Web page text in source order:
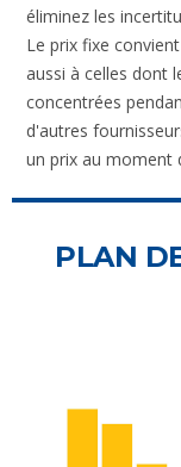
éliminez les
Le prix fixe
aussi à celles dont
concentrées
d'autres
un prix au moment
PLAN